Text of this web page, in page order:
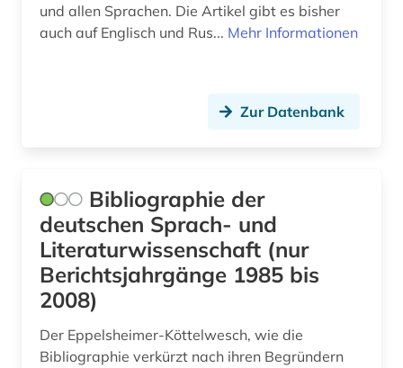
sprachschwierigkeit (1)
südschweden (1)
text (1)
textcorpus (1)
textkorpus (2)
und allen Sprachen. Die Artikel gibt es bisher
auch auf Englisch und Rus... Mehr Informationen
Zur Datenbank
Bibliographie der
deutschen Sprach- und
Literaturwissenschaft (nur
Berichtsjahrgänge 1985 bis
2008)
Der Eppelsheimer-Köttelwesch, wie die
Bibliographie verkürzt nach ihren Begründern